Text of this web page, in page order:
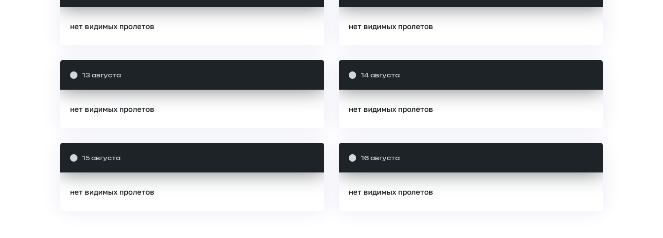
нет видимых пролетов нет видимых пролетов
13 августа
нет видимых пролетов
14 августа
нет видимых пролетов
15 августа
нет видимых пролетов
16 августа
нет видимых пролетов